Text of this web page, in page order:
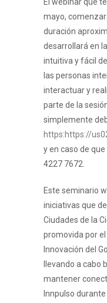
mayo,
duración
desarrollará en
intuitiva y fácil
las personas
interactuar y
parte de la
simplemente
https:https://
y en caso de
4227 7672.
Este seminario
iniciativas que
Ciudades de la
promovida por
Innovación del
llevando a cabo
mantener
Innpulso